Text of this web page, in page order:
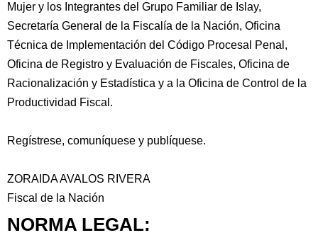
Mujer y los Integrantes del Grupo Familiar de Islay,
Secretaría General de la Fiscalía de la Nación, Oficina
Técnica de Implementación del Código Procesal Penal,
Oficina de Registro y Evaluación de Fiscales, Oficina de
Racionalización y Estadística y a la Oficina de Control de la
Productividad Fiscal.
Regístrese, comuníquese y publíquese.
ZORAIDA AVALOS RIVERA
Fiscal de la Nación
NORMA LEGAL: